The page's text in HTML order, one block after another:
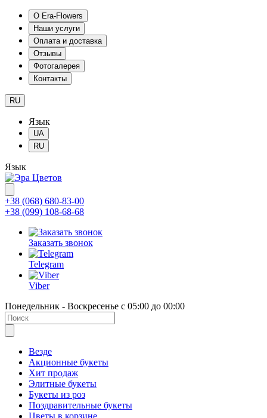
О Era-Flowers
Наши услуги
Оплата и доставка
Отзывы
Фотогалерея
Контакты
RU
Язык
UA
RU
Язык
+38 (068) 680-83-00
+38 (099) 108-68-68
Заказать звонок
Telegram
Viber
Понедельник - Воскресенье с 05:00 до 00:00
Везде
Акционные букеты
Хит продаж
Элитные букеты
Букеты из роз
Поздравительные букеты
Цветы в корзине